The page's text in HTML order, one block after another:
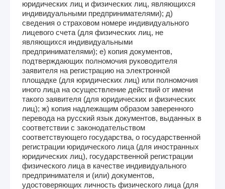
юридических лиц и физических лиц, являющихся
индивидуальными предпринимателями); д)
сведения о страховом номере индивидуального
лицевого счета (для физических лиц, не
являющихся индивидуальными
предпринимателями); е) копия документов,
подтверждающих полномочия руководителя
заявителя на регистрацию на электронной
площадке (для юридических лиц) или полномочия
иного лица на осуществление действий от имени
такого заявителя (для юридических и физических
лиц); ж) копия надлежащим образом заверенного
перевода на русский язык документов, выданных в
соответствии с законодательством
соответствующего государства, о государственной
регистрации юридического лица (для иностранных
юридических лиц), государственной регистрации
физического лица в качестве индивидуального
предпринимателя и (или) документов,
удостоверяющих личность физического лица (для